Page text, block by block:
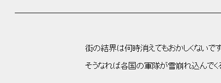
街の結界は何時消えてもおかしくないです
そうなれば各国の軍隊が雪崩れ込んでく